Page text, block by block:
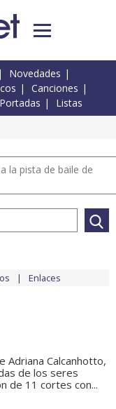
Novedades
Canciones
Portadas Listas
la pista de baile de
Enlaces
Adriana Calcanhotto,
de los seres
de 11 cortes con...